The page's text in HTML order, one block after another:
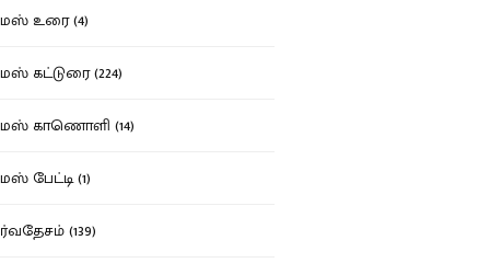
உரை (4)
கட்டுரை (224)
காணொளி (14)
பேட்டி (1)
(139)